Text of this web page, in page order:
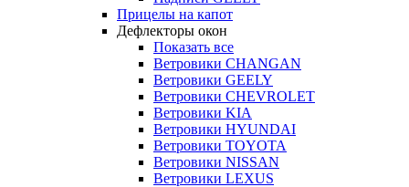
Прицелы на капот
Дефлекторы окон
Показать все
Ветровики CHANGAN
Ветровики GEELY
Ветровики CHEVROLET
Ветровики KIA
Ветровики HYUNDAI
Ветровики TOYOTA
Ветровики NISSAN
Ветровики LEXUS